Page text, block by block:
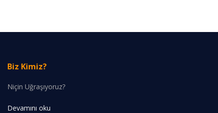
Biz Kimiz?
Niçin Uğraşıyoruz?
Devamını oku